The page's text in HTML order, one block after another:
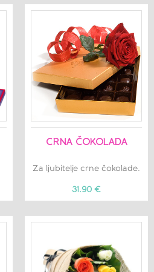
CRNA ČOKOLADA
Za ljubitelje crne čokolade.
31.90 €